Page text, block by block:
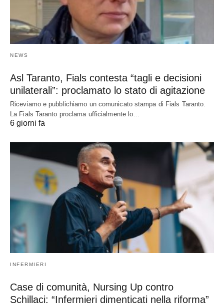
NEWS
Asl Taranto, Fials contesta “tagli e decisioni
unilaterali”: proclamato lo stato di agitazione
Riceviamo e pubblichiamo un comunicato stampa di Fials Taranto.
La Fials Taranto proclama ufficialmente lo…
6 giorni fa
INFERMIERI
Case di comunità, Nursing Up contro
Schillaci: “Infermieri dimenticati nella riforma”